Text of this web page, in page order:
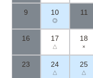
9 10
◎
11
16 17
△
18
×
23 24
△
25
△